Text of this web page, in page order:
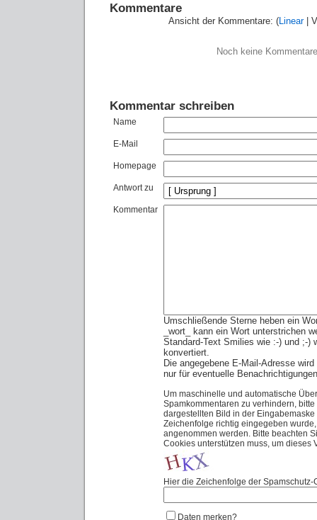
Kommentare
Ansicht der Kommentare: (Linear|
Noch keine Kommentare
Kommentar schreiben
Name
E-Mail
Homepage
Antwort zu
Kommentar
Umschließende Sterne heben ein
_wort_ kann ein Wort unterstrichen
Standard-Text Smilies wie :-) und ;-)
konvertiert.
Die angegebene E-Mail-Adresse
nur für eventuelle
Um maschinelle und automatische
Spamkommentaren zu verhindern,
dargestellten Bild in der
Zeichenfolge richtig eingegeben
angenommen werden. Bitte beachten
Cookies unterstützen muss, um dieses
Hier die Zeichenfolge der Spamschutz-
Daten merken?